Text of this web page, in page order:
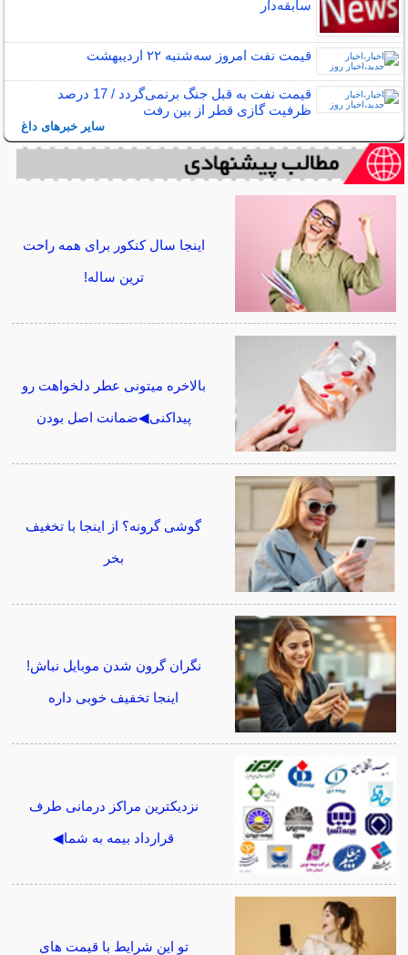
سابقه‌دار
قیمت نفت امروز سه‌شنبه ۲۲ اردیبهشت
قیمت نفت به قبل جنگ برنمی‌گردد / 17 درصد
ظرفیت گازی قطر از بین رفت
سایر خبرهای داغ
اینجا سال کنکور برای همه راحت
ترین ساله!
بالاخره میتونی عطر دلخواهت رو
پیداکنی◀ضمانت اصل بودن
گوشی گرونه؟ از اینجا با تخغیف
بخر
نگران گرون شدن موبایل نباش!
اینجا تخفیف خوبی داره
نزدیکترین مراکز درمانی طرف
قرارداد بیمه به شما◀
تو این شرایط با قیمت های